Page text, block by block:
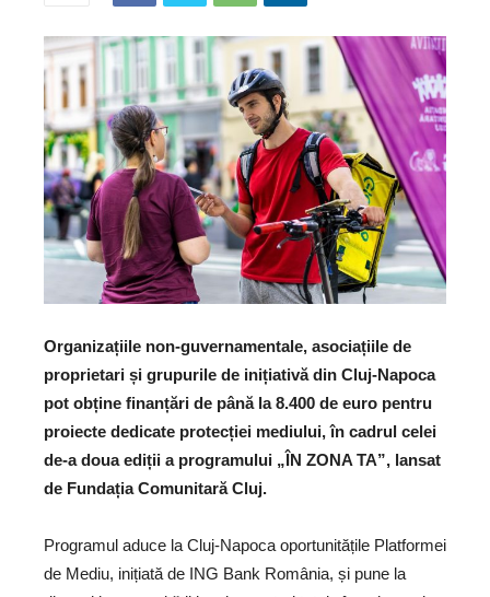
Organizațiile non-guvernamentale, asociațiile de
proprietari și grupurile de inițiativă din Cluj-Napoca
pot obține finanțări de până la 8.400 de euro pentru
proiecte dedicate protecției mediului, în cadrul celei
de-a doua ediții a programului „ÎN ZONA TA”, lansat
de Fundația Comunitară Cluj.
Programul aduce la Cluj-Napoca oportunitățile Platformei
de Mediu, inițiată de ING Bank România, și pune la